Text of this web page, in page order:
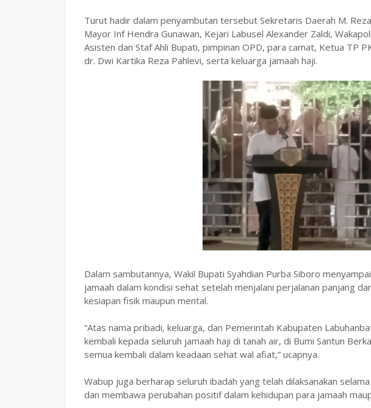
‎Turut hadir dalam penyambutan tersebut Sekretaris Daerah M.
Mayor Inf Hendra Gunawan, Kejari Labusel Alexander Zaldi,
Asisten dan Staf Ahli Bupati, pimpinan OPD, para camat, Ketua TP
dr. Dwi Kartika Reza Pahlevi, serta keluarga jamaah haji.
‎Dalam sambutannya, Wakil Bupati Syahdian Purba Siboro
jamaah dalam kondisi sehat setelah menjalani perjalanan panjang
kesiapan fisik maupun mental.
‎“Atas nama pribadi, keluarga, dan Pemerintah Kabupaten
kembali kepada seluruh jamaah haji di tanah air, di Bumi Santun
semua kembali dalam keadaan sehat wal afiat,” ucapnya.
‎Wabup juga berharap seluruh ibadah yang telah dilaksanakan
dan membawa perubahan positif dalam kehidupan para jamaah